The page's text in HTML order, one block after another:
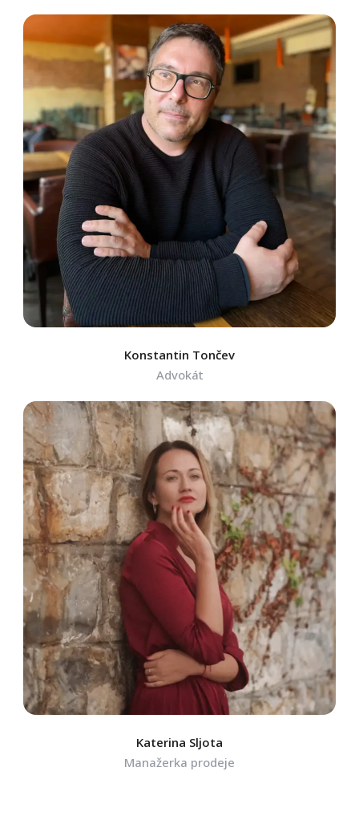
Konstantin Tončev
Advokát
Katerina Sljota
Manažerka prodeje